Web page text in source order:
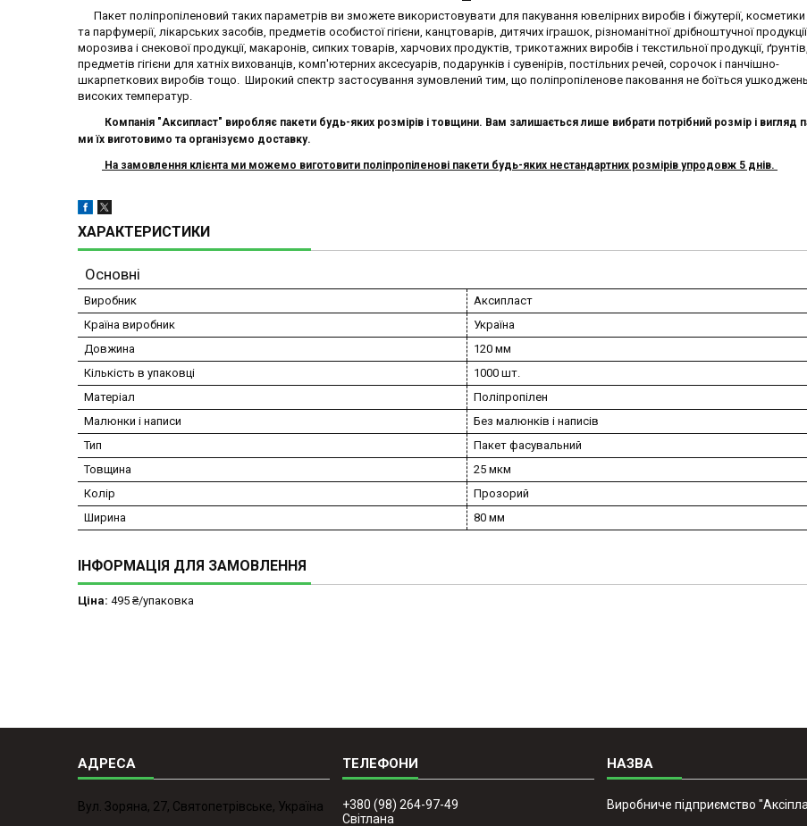
Пакет поліпропіленовий таких параметрів ви зможете використовувати для пакування ювелірних виробів і біжутерії, косметики
та парфумерії, лікарських засобів, предметів особистої гігієни, канцтоварів, дитячих іграшок, різноманітної дрібноштучної
морозива і снекової продукції, макаронів, сипких товарів, харчових продуктів, трикотажних виробів і текстильної продукції,
предметів гігієни для хатніх вихованців, комп'ютерних аксесуарів, подарунків і сувенірів, постільних речей, сорочок і панчішно-
шкарпеткових виробів тощо. Широкий спектр застосування зумовлений тим, що поліпропіленове паковання не боїться ушкоджень
високих температур.
Компанія "Аксипласт" виробляє пакети будь-яких розмірів і товщини. Вам залишається лише вибрати потрібний розмір і вигляд
ми їх виготовимо та організуємо доставку.
На замовлення клієнта ми можемо виготовити поліпропіленові пакети будь-яких нестандартних розмірів упродовж 5 днів.
ХАРАКТЕРИСТИКИ
Основні
Виробник
Аксипласт
Країна виробник
Україна
Довжина
120 мм
Кількість в упаковці
1000 шт.
Матеріал
Поліпропілен
Малюнки і написи
Без малюнків і написів
Тип
Пакет фасувальний
Товщина
25 мкм
Колір
Прозорий
Ширина
80 мм
ІНФОРМАЦІЯ ДЛЯ ЗАМОВЛЕННЯ
Ціна: 495 ₴/упаковка
Вул. Зоряна, 27, Святопетрівське, Україна
+380 (98) 264-97-49
Світлана
Виробниче підприємство